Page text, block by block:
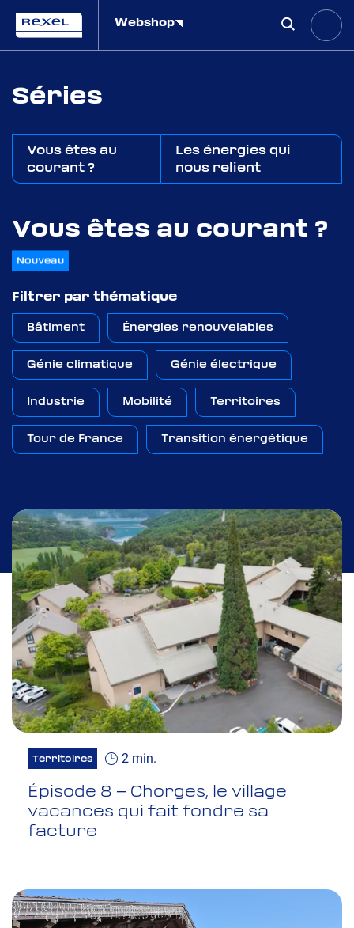
Webshop
Séries
Vous êtes au
courant ?
Les énergies qui
nous relient
Vous êtes au courant ?
Nouveau
Filtrer par thématique
Bâtiment Énergies renouvelables
Génie climatique Génie électrique
Industrie Mobilité Territoires
Tour de France Transition énergétique
Territoires 2 min.
Épisode 8 – Chorges, le village
vacances qui fait fondre sa
facture